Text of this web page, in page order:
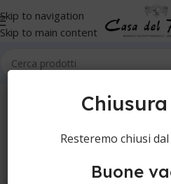
Skip to navigation
Skip to main content
Resteremo chiusi
Buone